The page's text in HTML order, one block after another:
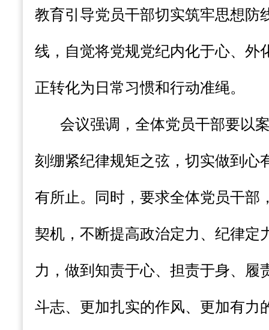
教育引导党员干部切实筑牢思想防
线，自觉将党规党纪内化于心、外
正转化为日常习惯和行动准绳。
会议强调，全体党员干部要以
刻绷紧纪律规矩之弦，切实做到心
有所止。同时，要求全体党员干部
契机，不断提高政治定力、纪律定
力，做到知责于心、担责于身、履
斗志、更加扎实的作风、更加有力